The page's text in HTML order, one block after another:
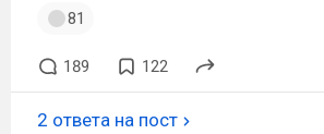
81
189 122
2 ответа на пост